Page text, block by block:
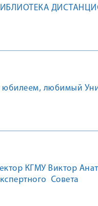
юбилеем, любимый
КГМУ Виктор
Совета